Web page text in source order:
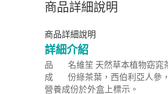
商品詳細說明
商品詳細說明
詳細介紹
品 名維笙 天然草本植物窈窕
成 份綠茶葉，西伯利亞人參，
營養成份於外盒上標示。